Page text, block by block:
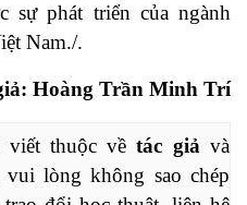
sự phát triển của ngành
Nam./.
Hoàng Trần Minh Trí
viết thuộc về tác giả
vui lòng không sao chép